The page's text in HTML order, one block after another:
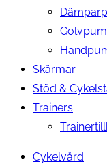
Skärmar
Stöd &
Trainers
Cykelvård